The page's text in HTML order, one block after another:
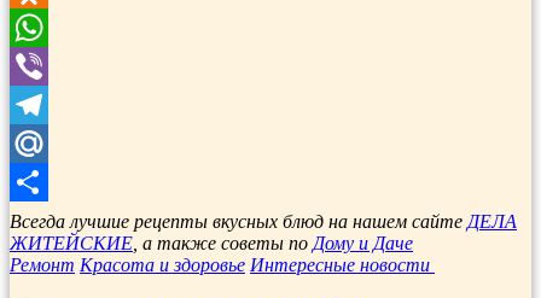
Odnoklassniki
WhatsApp
Viber
Telegram
Mail.Ru
Отправить
Всегда лучшие рецепты вкусных блюд на нашем сайте ДЕЛА
ЖИТЕЙСКИЕ , а также советы по Дому и Даче
Ремонт Красота и здоровье Интересные новости